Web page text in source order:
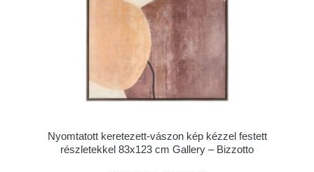
Nyomtatott keretezett-vászon kép kézzel festett
részletekkel 83x123 cm Gallery – Bizzotto